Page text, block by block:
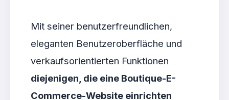
Mit seiner benutzerfreundlichen,
eleganten Benutzeroberfläche und
verkaufsorientierten Funktionen
diejenigen, die eine Boutique-E-
Commerce-Website einrichten